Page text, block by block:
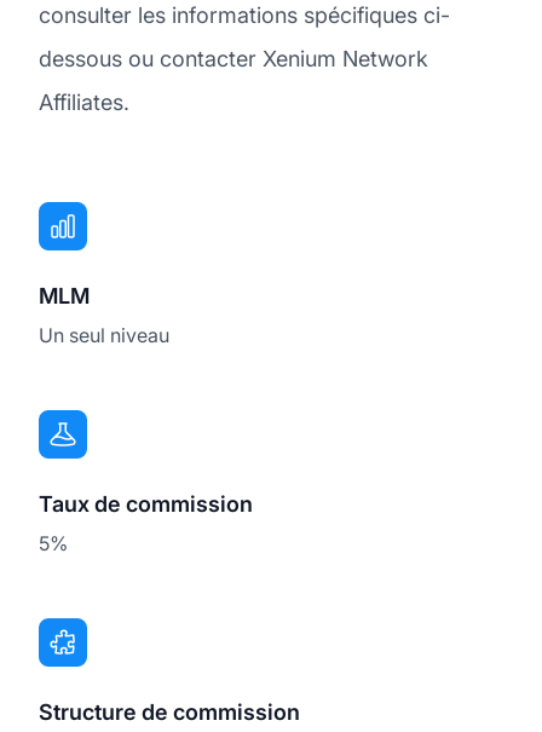
consulter les informations spécifiques ci-
dessous ou contacter Xenium Network
Affiliates.
MLM
Un seul niveau
Taux de commission
5%
Structure de commission